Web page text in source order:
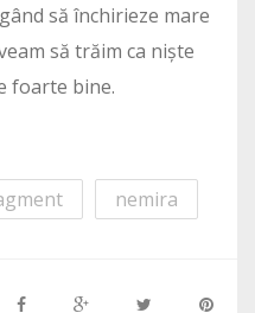
să închirieze mare
să trăim ca niște
foarte bine.
nemira